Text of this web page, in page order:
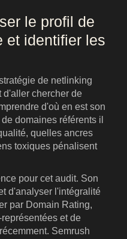
le profil de
et identifier les
de netlinking
d'aller chercher de
d'où en est son
domaines référents il
quelles ancres
toxiques pénalisent
pour cet audit. Son
d'analyser l'intégralité
par Domain Rating,
et de
Semrush